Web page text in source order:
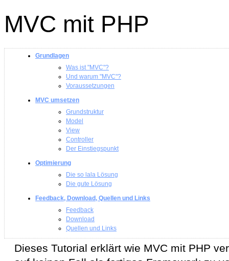
MVC mit PHP
Grundlagen
Was ist "MVC"?
Und warum "MVC"?
Voraussetzungen
MVC umsetzen
Grundstruktur
Model
View
Controller
Der Einstiegspunkt
Optimierung
Die so lala Lösung
Die gute Lösung
Feedback, Download, Quellen und Links
Feedback
Download
Quellen und Links
Dieses Tutorial erklärt wie MVC mit PHP